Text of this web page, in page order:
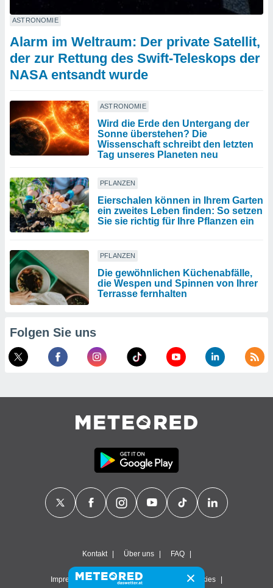
ASTRONOMIE
Alarm im Weltraum: Der private Satellit,
der zur Rettung des Swift-Teleskops der
NASA entsandt wurde
ASTRONOMIE
Wird die Erde den Untergang der
Sonne überstehen? Die
Wissenschaft schreibt den letzten
Tag unseres Planeten neu
PFLANZEN
Eierschalen können in Ihrem Garten
ein zweites Leben finden: So setzen
Sie sie richtig für Ihre Pflanzen ein
PFLANZEN
Die gewöhnlichen Küchenabfälle,
die Wespen und Spinnen von Ihrer
Terrasse fernhalten
Folgen Sie uns
Kontakt Über uns FAQ
Impressum & Nutzungsbedingungen Cookies